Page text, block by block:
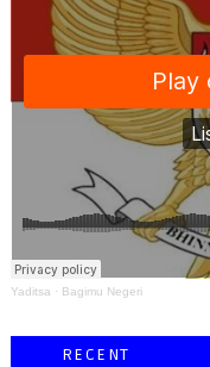
Yaditsa · Bagimu Negeri
RECENT